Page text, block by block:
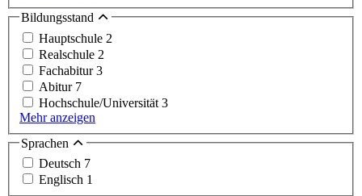
Bildungsstand
Hauptschule 2
Realschule 2
Fachabitur3
Abitur 7
Hochschule/Universität 3
Mehr anzeigen
Sprachen
Deutsch 7
Englisch 1